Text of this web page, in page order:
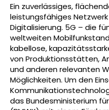
Ein zuverlässiges,
leistungsfähiges
Digitalisierung. 5G – die
weltweiten
kabellose,
von Produktionsstätten,
und anderen relevanten
Möglichkeiten. Um den
das Bundesministerium